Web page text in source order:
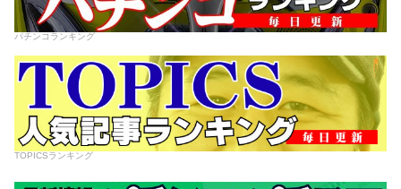
パチンコランキング
TOPICSランキング